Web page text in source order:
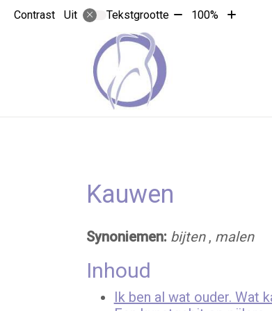
Contrast Uit Tekstgrootte Tekst100%
Tekst
Kauwen
Synoniemen: bijten, malen
Inhoud
Ik ben al wat ouder. Wat